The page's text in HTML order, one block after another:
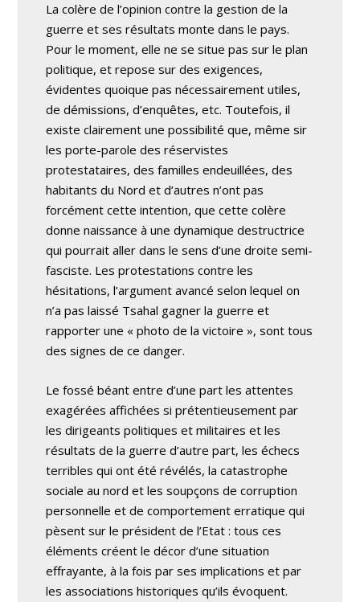
La colère de l’opinion contre la gestion de la
guerre et ses résultats monte dans le pays.
Pour le moment, elle ne se situe pas sur le plan
politique, et repose sur des exigences,
évidentes quoique pas nécessairement utiles,
de démissions, d’enquêtes, etc. Toutefois, il
existe clairement une possibilité que, même sir
les porte-parole des réservistes
protestataires, des familles endeuillées, des
habitants du Nord et d’autres n’ont pas
forcément cette intention, que cette colère
donne naissance à une dynamique destructrice
qui pourrait aller dans le sens d’une droite semi-
fasciste. Les protestations contre les
hésitations, l’argument avancé selon lequel on
n’a pas laissé Tsahal gagner la guerre et
rapporter une « photo de la victoire », sont tous
des signes de ce danger.
Le fossé béant entre d’une part les attentes
exagérées affichées si prétentieusement par
les dirigeants politiques et militaires et les
résultats de la guerre d’autre part, les échecs
terribles qui ont été révélés, la catastrophe
sociale au nord et les soupçons de corruption
personnelle et de comportement erratique qui
pèsent sur le président de l’Etat : tous ces
éléments créent le décor d’une situation
effrayante, à la fois par ses implications et par
les associations historiques qu’ils évoquent.